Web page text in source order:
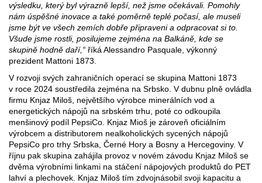
výsledku, který byl výrazně lepší, než jsme očekávali. Pomohly
nám úspěšné inovace a také poměrně teplé počasí, ale museli
jsme být ve všech zemích dobře připraveni a odpracovat si to.
Všude jsme rostli, posilujeme zejména na Balkáně, kde se
skupině hodně daří,“ říká Alessandro Pasquale, výkonný
prezident Mattoni 1873.
V rozvoji svých zahraničních operací se skupina Mattoni 1873
v roce 2024 soustředila zejména na Srbsko. V dubnu plně ovládla
firmu Knjaz Miloš, největšího výrobce minerálních vod a
energetických nápojů na srbském trhu, poté co odkoupila
menšinový podíl PepsiCo. Knjaz Mioš je zároveň oficiálním
výrobcem a distributorem nealkoholických sycených nápojů
PepsiCo pro trhy Srbska, Černé Hory a Bosny a Hercegoviny. V
říjnu pak skupina zahájila provoz v novém závodu Knjaz Miloš se
dvěma výrobními linkami na stáčení nápojových produktů do PET
lahví a plechovek. Knjaz Miloš tím zdvojnásobil svoji kapacitu a